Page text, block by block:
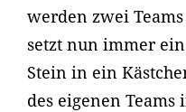
werden zwei
setzt nun immer
Stein in ein
des eigenen